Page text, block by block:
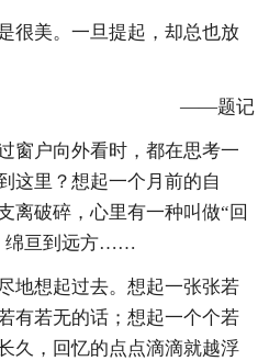
很美。一旦提起，却总也放
——题记
窗户向外看时，都在思考一
这里？想起一个月前的自
离破碎，心里有一种叫做“回
绵亘到远方……
地想起过去。想起一张张若
有若无的话；想起一个个若
久，回忆的点点滴滴就越浮